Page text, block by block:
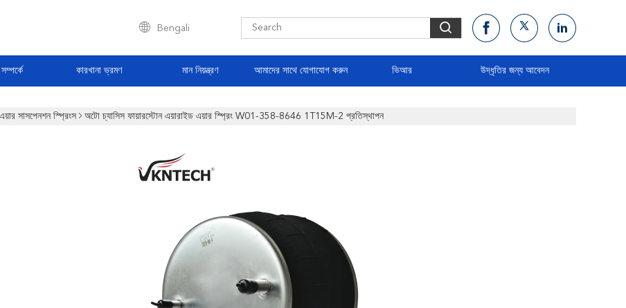
Bengali
কারখানা ভ্রমণ মান নিয়ন্ত্রণ আমাদের সাথে যোগাযোগ করুন ভিআর উদ্ধৃতির জন্য আবেদন
এয়ার সাসপেনশন স্প্রিংস অটো চ্যাসিস ফায়ারস্টোন এয়ারাইড এয়ার স্প্রিং W01-358-8646 1T15M-2 প্রতিস্থাপন